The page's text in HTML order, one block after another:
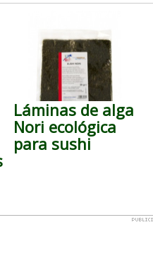
Láminas de alga
Nori ecológica
para sushi